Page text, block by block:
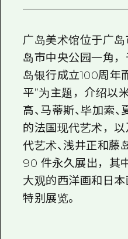
广岛美术馆位于广
岛市中央公园一角，
岛银行成立100周年
平”为主题，介绍以米
高、马蒂斯、毕加索
的法国现代艺术，
代艺术、浅井正和藤
90 件永久展出，其
大观的西洋画和日
特别展览。